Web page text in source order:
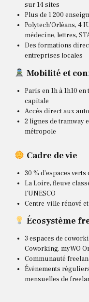
sur 14 sites
Plus de 1 200
Polytech’Orléans, 4
médecine, lettres,
Des formations
entreprises locales
Mobilité et
Paris en 1h à 1h10
capitale
Accès direct aux
2 lignes de tramway
métropole
Cadre de vie
30 % d’espaces
La Loire, fleuve
l’UNESCO
Centre-ville rénové
Écosystème
3 espaces de
Coworking, myWO
Communauté
Événements
mensuelles de